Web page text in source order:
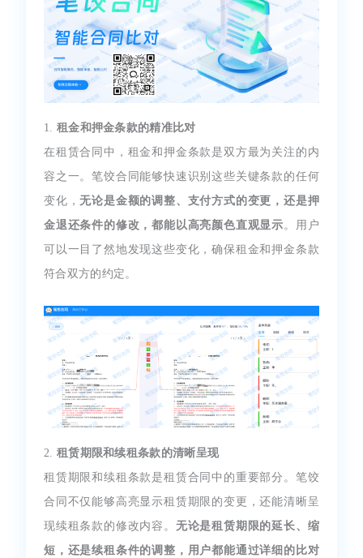
1. 租金和押金条款的精准比对
在租赁合同中，租金和押金条款是双方最为关注的内
容之一。笔饺合同能够快速识别这些关键条款的任何
变化，无论是金额的调整、支付方式的变更，还是押
金退还条件的修改，都能以高亮颜色直观显示。用户
可以一目了然地发现这些变化，确保租金和押金条款
符合双方的约定。
2. 租赁期限和续租条款的清晰呈现
租赁期限和续租条款是租赁合同中的重要部分。笔饺
合同不仅能够高亮显示租赁期限的变更，还能清晰呈
现续租条款的修改内容。 无论是租赁期限的延长、缩
短，还是续租条件的调整，用户都能通过详细的比对